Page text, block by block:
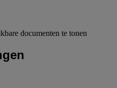
documenten te tonen